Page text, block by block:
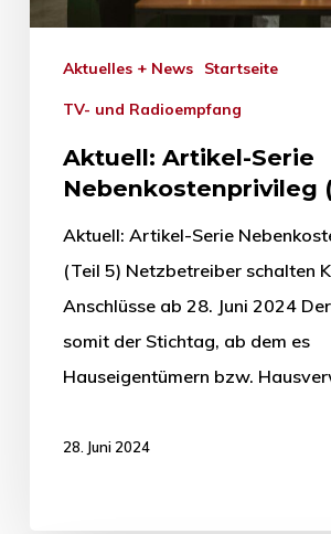
Aktuelles + News Startseite
TV- und Radioempfang
Aktuell: Artikel-Serie
Nebenkostenprivileg
Aktuell: Artikel-Serie
(Teil 5) Netzbetreiber schalten
Anschlüsse ab 28. Juni 2024
somit der Stichtag, ab dem es
Hauseigentümern bzw.
28. Juni 2024